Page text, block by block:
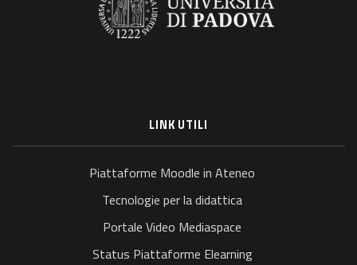
LINK UTILI
Piattaforme Moodle in Ateneo
Tecnologie per la didattica
Portale Video Mediaspace
Status Piattaforme Elearning